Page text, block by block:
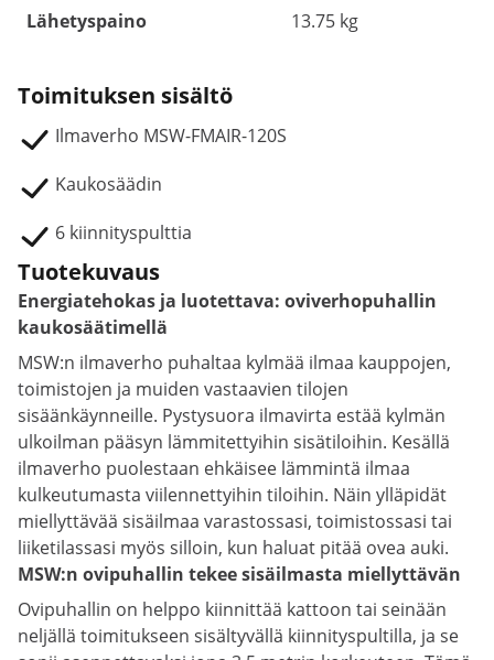
Lähetyspaino
13.75 kg
Toimituksen sisältö
Ilmaverho MSW-FMAIR-120S
Kaukosäädin
6 kiinnityspulttia
Tuotekuvaus
Energiatehokas ja luotettava: oviverhopuhallin
kaukosäätimellä
MSW:n ilmaverho puhaltaa kylmää ilmaa kauppojen,
toimistojen ja muiden vastaavien tilojen
sisäänkäynneille. Pystysuora ilmavirta estää kylmän
ulkoilman pääsyn lämmitettyihin sisätiloihin. Kesällä
ilmaverho puolestaan ehkäisee lämmintä ilmaa
kulkeutumasta viilennettyihin tiloihin. Näin ylläpidät
miellyttävää sisäilmaa varastossasi, toimistossasi tai
liiketilassasi myös silloin, kun haluat pitää ovea auki.
MSW:n ovipuhallin tekee sisäilmasta miellyttävän
Ovipuhallin on helppo kiinnittää kattoon tai seinään
neljällä toimitukseen sisältyvällä kiinnityspultilla, ja se